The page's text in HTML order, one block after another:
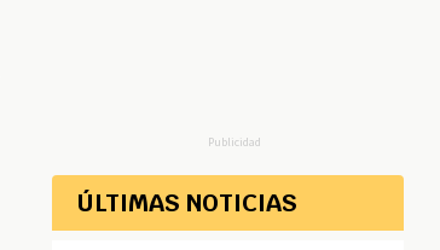
Publicidad
ÚLTIMAS NOTICIAS